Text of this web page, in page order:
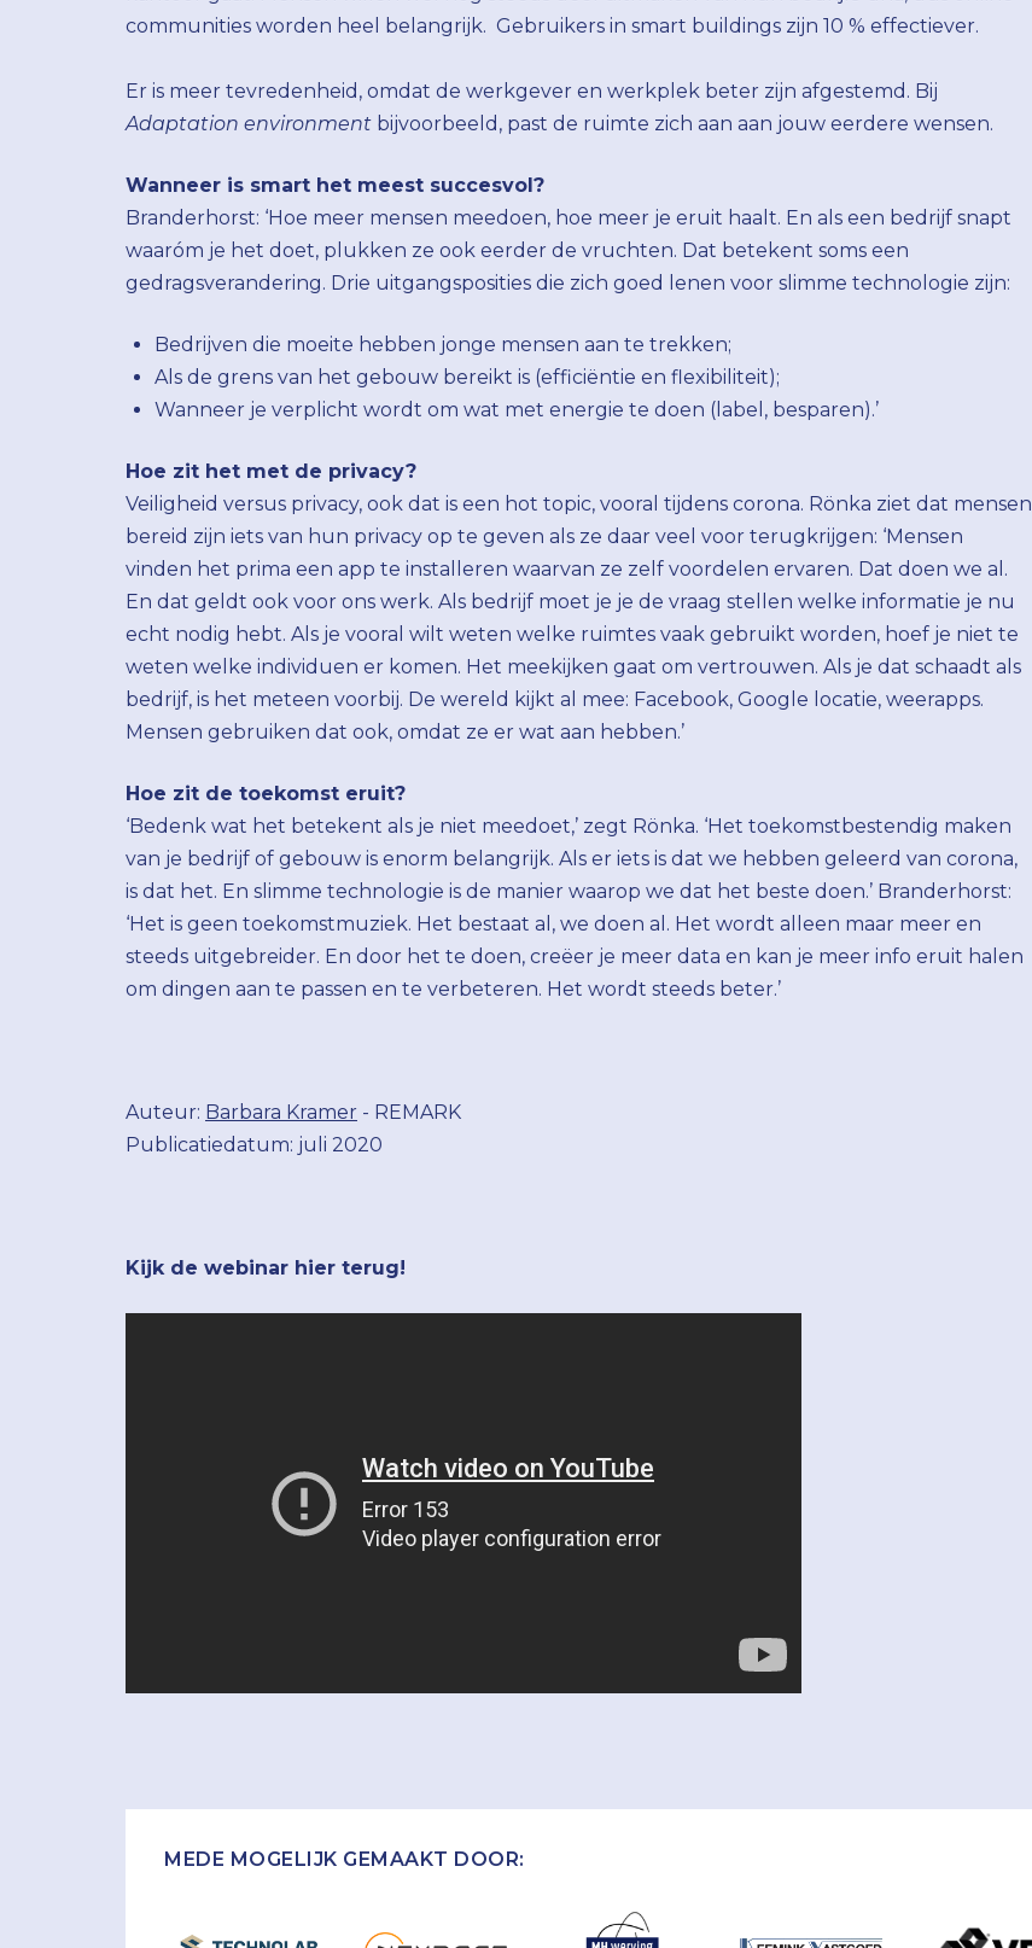
communities worden heel belangrijk. Gebruikers in smart buildings zijn 10 % effectiever.
Er is meer tevredenheid, omdat de werkgever en werkplek beter zijn afgestemd. Bij
Adaptation environment bijvoorbeeld, past de ruimte zich aan aan jouw eerdere wensen.
Wanneer is smart het meest succesvol?
Branderhorst: ‘Hoe meer mensen meedoen, hoe meer je eruit haalt. En als een bedrijf snapt
waaróm je het doet, plukken ze ook eerder de vruchten. Dat betekent soms een
gedragsverandering. Drie uitgangsposities die zich goed lenen voor slimme technologie zijn:
Bedrijven die moeite hebben jonge mensen aan te trekken;
Als de grens van het gebouw bereikt is (efficiëntie en flexibiliteit);
Wanneer je verplicht wordt om wat met energie te doen (label, besparen).’
Hoe zit het met de privacy?
Veiligheid versus privacy, ook dat is een hot topic, vooral tijdens corona. Rönka ziet dat mensen
bereid zijn iets van hun privacy op te geven als ze daar veel voor terugkrijgen: ‘Mensen
vinden het prima een app te installeren waarvan ze zelf voordelen ervaren. Dat doen we al.
En dat geldt ook voor ons werk. Als bedrijf moet je je de vraag stellen welke informatie je nu
echt nodig hebt. Als je vooral wilt weten welke ruimtes vaak gebruikt worden, hoef je niet te
weten welke individuen er komen. Het meekijken gaat om vertrouwen. Als je dat schaadt als
bedrijf, is het meteen voorbij. De wereld kijkt al mee: Facebook, Google locatie, weerapps.
Mensen gebruiken dat ook, omdat ze er wat aan hebben.’
Hoe zit de toekomst eruit?
‘Bedenk wat het betekent als je niet meedoet,’ zegt Rönka. ‘Het toekomstbestendig maken
van je bedrijf of gebouw is enorm belangrijk. Als er iets is dat we hebben geleerd van corona,
is dat het. En slimme technologie is de manier waarop we dat het beste doen.’ Branderhorst:
‘Het is geen toekomstmuziek. Het bestaat al, we doen al. Het wordt alleen maar meer en
steeds uitgebreider. En door het te doen, creëer je meer data en kan je meer info eruit halen
om dingen aan te passen en te verbeteren. Het wordt steeds beter.’
Auteur: Barbara Kramer - REMARK
Publicatiedatum: juli 2020
Kijk de webinar hier terug!
MEDE MOGELIJK GEMAAKT DOOR: